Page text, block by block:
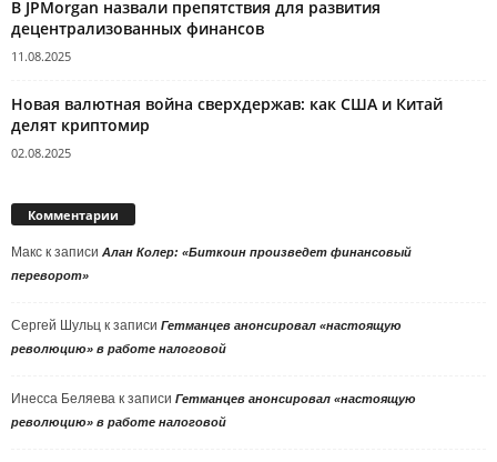
В JPMorgan назвали препятствия для развития
децентрализованных финансов
11.08.2025
Новая валютная война сверхдержав: как США и Китай
делят криптомир
02.08.2025
Комментарии
Макс к записи Алан Колер: «Биткоин произведет финансовый
переворот»
Сергей Шульц к записи Гетманцев анонсировал «настоящую
революцию» в работе налоговой
Инесса Беляева к записи Гетманцев анонсировал «настоящую
революцию» в работе налоговой